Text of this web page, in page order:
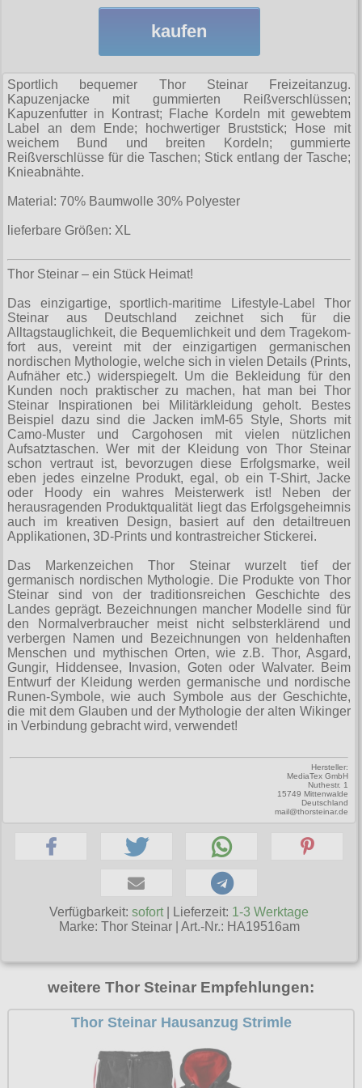
Sweats
T-Shirts
Tanktops
Taschen
Verschiedenes
Taschen
Ninja-Hoodies
Ostdeutschland
Straßenkampf
Sturmhauben
Sweats
Ultras
Polos
Sweats
T-Shirts
Verschiedenes
Punkrock
Hosen
Jacken
Sweats
T-Shirts
Verschiedenes
Erik and Sons
Girlshirts
Sweats
T-Shirts
Ultima Thule
alle Artikel
Girlshirts
Jacken
Sweats
T-Shirts (Fun)
T-Shirts (KFZ)
Rock N Roll
Girljacken
Girlshirts
Hemden
Männerjacken
Mützen
Röcke
T-Shirts
Taschen
Verschiedenes
Lucky 13
alle Artikel
Girls
Hosen
Kopfbedeckung
T-Shirts & Pullover
Verschiedenes
Security
alle Artikel
Handschuhe
Jacken
Motiv-Shirts
alle Artikel
Toxico
Jacken
alle Artikel
Donkey
Harrington
Verschiedenes
Schuhe & Boots
Boots and Braces
New Balance
Sonstige Boots
Steel Boots
TUK
Verschiedene
Zubehör
alle Artikel
Anhänger
Aufkleber
Aufnäher
Gürtelschnallen
Ketten
Nieten
Rune Charms
Thorhammer
Verschiedenes
alle Artikel
Fahnen
Verschiedenes
Größen
S
M
L
XL
XXL
XXXL
XXXXL
XXXXXXL
Infos
Marken
Alpha Industries
Everlast USA
Lonsdale London
Pit Bull
Thor Steinar
Kleidung
Bademoden
Bauchtaschen
Fliegerjacken
Jogginghosen
Outdoorbekleidung
Dobermann
Ostzone
Punkrock
Rockabilly
Wikinger
Warenkorb ( 0 | 0.00 € )
--------------
gesamt: 0.00 €
Social Media:
kaufen
Sportlich bequemer Thor Steinar Freizeitanzug.
Kapuzenjacke mit gummierten Reißverschlüssen;
Kapuzenfutter in Kontrast; Flache Kordeln mit gewebtem
Label an dem Ende; hochwertiger Bruststick; Hose mit
weichem Bund und breiten Kordeln; gummierte
Reißverschlüsse für die Taschen; Stick entlang der Tasche;
Knieabnähte.
Material: 70% Baumwolle 30% Polyester
lieferbare Größen: XL
Thor Steinar – ein Stück Heimat!
Das einzigartige, sportlich-maritime Lifestyle-Label Thor
Steinar aus Deutschland zeichnet sich für die
Alltagstauglichkeit, die Bequemlichkeit und dem Tra­ge­kom­
fort aus, vereint mit der einzigartigen germanischen
nordischen Mythologie, welche sich in vielen Details (Prints,
Aufnäher etc.) widerspiegelt. Um die Bekleidung für den
Kunden noch praktischer zu machen, hat man bei Thor
Steinar Inspirationen bei Militärkleidung geholt. Bestes
Beispiel dazu sind die Jacken imМ-65 Style, Shorts mit
Camo-Muster und Cargohosen mit vielen nützlichen
Aufsatztaschen. Wer mit der Kleidung von Thor Steinar
schon vertraut ist, bevorzugen diese Erfolgsmarke, weil
eben jedes einzelne Produkt, egal, ob ein T-Shirt, Jacke
oder Hoody ein wahres Meisterwerk ist! Neben der
herausragenden Produktqualität liegt das Erfolgsgeheimnis
auch im kreativen Design, basiert auf den detailtreuen
Applikationen, 3D-Prints und kontrastreicher Stickerei.
Das Markenzeichen Thor Steinar wurzelt tief der
germanisch nordischen Mythologie. Die Produkte von Thor
Steinar sind von der traditionsreichen Geschichte des
Landes geprägt. Bezeichnungen mancher Modelle sind für
den Normalverbraucher meist nicht selbsterklärend und
verbergen Namen und Bezeichnungen von heldenhaften
Menschen und mythischen Orten, wie z.B. Thor, Asgard,
Gungir, Hiddensee, Invasion, Goten oder Walvater. Beim
Entwurf der Kleidung werden germanische und nordische
Runen-Symbole, wie auch Symbole aus der Geschichte,
die mit dem Glauben und der Mythologie der alten Wikinger
in Verbindung gebracht wird, verwendet!
Hersteller:
MediaTex GmbH
Nuthestr. 1
15749 Mittenwalde
Deutschland
mail@thorsteinar.de
Verfügbarkeit:sofort | Lieferzeit: 1-3 Werktage
Marke: Thor Steinar| Art.-Nr.: HA19516am
weitere Thor Steinar Empfehlungen:
Thor Steinar Hausanzug Strimle